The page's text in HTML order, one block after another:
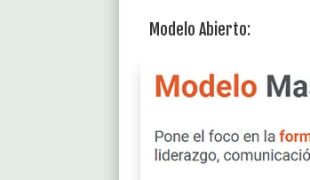
Modelo Abierto: